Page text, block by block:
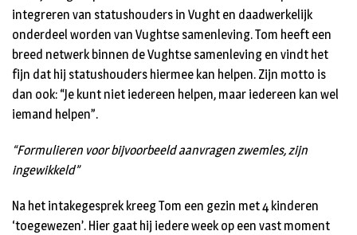
integreren van statushouders in Vught en daadwerkelijk
onderdeel worden van Vughtse samenleving. Tom heeft een
breed netwerk binnen de Vughtse samenleving en vindt het
fijn dat hij statushouders hiermee kan helpen. Zijn motto is
dan ook: “Je kunt niet iedereen helpen, maar iedereen kan wel
iemand helpen”.
“Formulieren voor bijvoorbeeld aanvragen zwemles, zijn
ingewikkeld”
Na het intakegesprek kreeg Tom een gezin met 4 kinderen
‘toegewezen’. Hier gaat hij iedere week op een vast moment